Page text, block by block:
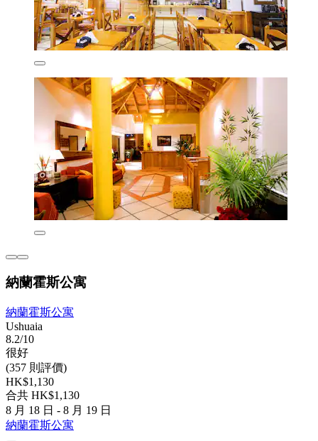
納蘭霍斯公寓
納蘭霍斯公寓
Ushuaia
8.2/10
很好
(357 則評價)
HK$1,130
合共 HK$1,130
8 月 18 日 - 8 月 19 日
納蘭霍斯公寓